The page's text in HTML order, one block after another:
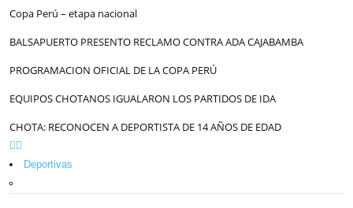
Copa Perú – etapa nacional
BALSAPUERTO PRESENTO RECLAMO CONTRA ADA CAJABAMBA
PROGRAMACION OFICIAL DE LA COPA PERÚ
EQUIPOS CHOTANOS IGUALARON LOS PARTIDOS DE IDA
CHOTA: RECONOCEN A DEPORTISTA DE 14 AÑOS DE EDAD
Deportivas